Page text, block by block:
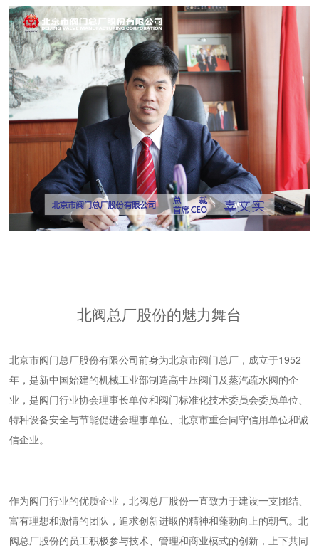
北阀总厂股份的魅力舞台
北京市阀门总厂股份有限公司前身为北京市阀门总厂，成立于1952
年，是新中国始建的机械工业部制造高中压阀门及蒸汽疏水阀的企
业，是阀门行业协会理事长单位和阀门标准化技术委员会委员单位、
特种设备安全与节能促进会理事单位、北京市重合同守信用单位和诚
信企业。
作为阀门行业的优质企业，北阀总厂股份一直致力于建设一支团结、
富有理想和激情的团队，追求创新进取的精神和蓬勃向上的朝气。北
阀总厂股份的员工积极参与技术、管理和商业模式的创新，上下共同